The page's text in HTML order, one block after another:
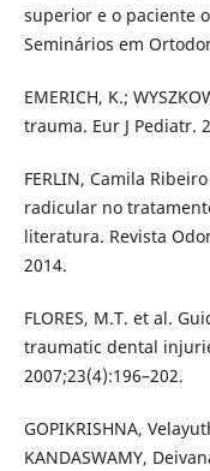
superior e o paciente
Seminários em
EMERICH, K.;
trauma. Eur J Pediatr.
FERLIN, Camila
radicular no
literatura. Revista
2014.
FLORES, M.T. et al.
traumatic dental
2007;23(4):196–202.
GOPIKRISHNA,
KANDASWAMY,